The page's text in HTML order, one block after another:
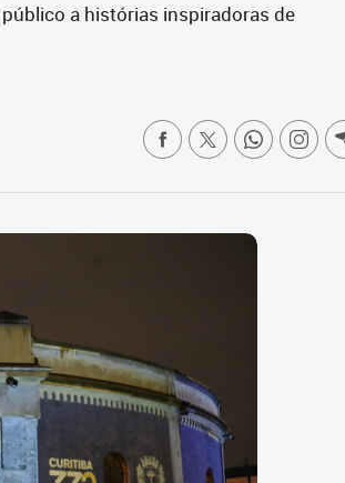
a histórias inspiradoras de